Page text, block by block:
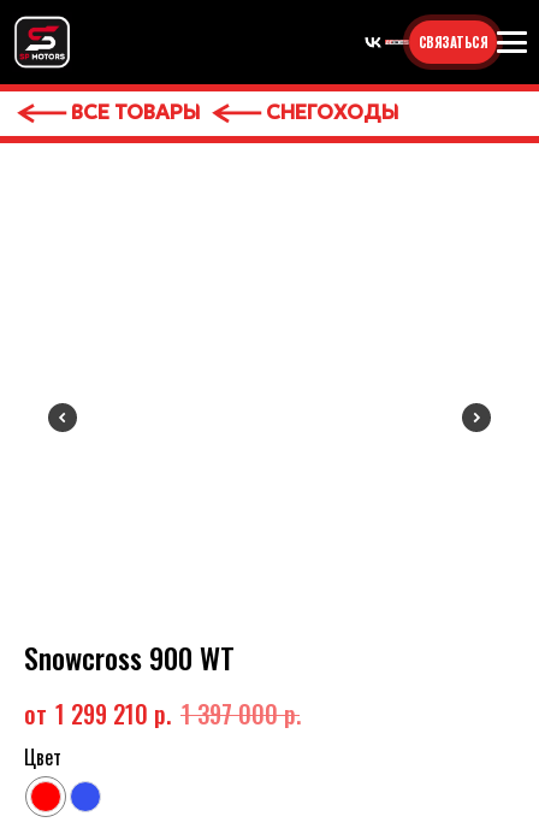
СВЯЗАТЬСЯ
ВСЕ ТОВАРЫ СНЕГОХОДЫ
Snowcross 900 WT
1 299 210 р. 1 397 000р.
Цвет